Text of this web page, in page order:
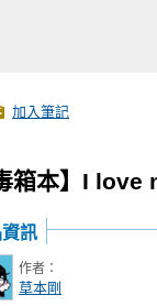
加入筆記
箱本】I love
訊
作者：
草本剛